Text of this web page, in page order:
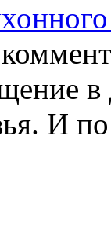
в
И